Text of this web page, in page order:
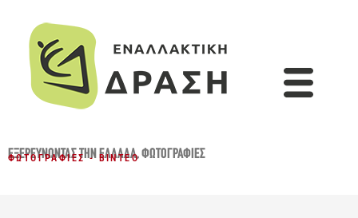
ΕΞΕΡΕΥΝΏΝΤΑΣ ΤΗΝ ΕΛΛΆΔΑ,ΦΩΤΟΓΡΑΦΊΕΣ
ΦΩΤΟΓΡΑΦΊΕΣ - ΒΊΝΤΕΟ